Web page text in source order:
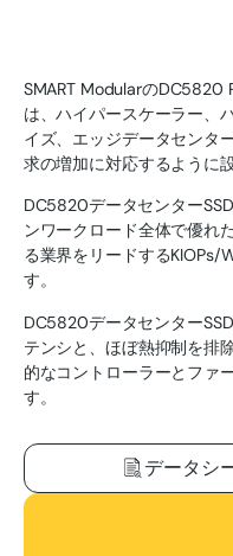
SMART ModularのDC5820
は、ハイパースケーラー、
イズ、エッジデータセンタ
求の増加に対応するように
DC5820データセンター
ンワークロード全体で優れ
る業界をリードするKIOPs/
す。
DC5820データセンター
テンシと、ほぼ熱抑制を排
的なコントローラーとファ
す。
データシ
ダウンロード